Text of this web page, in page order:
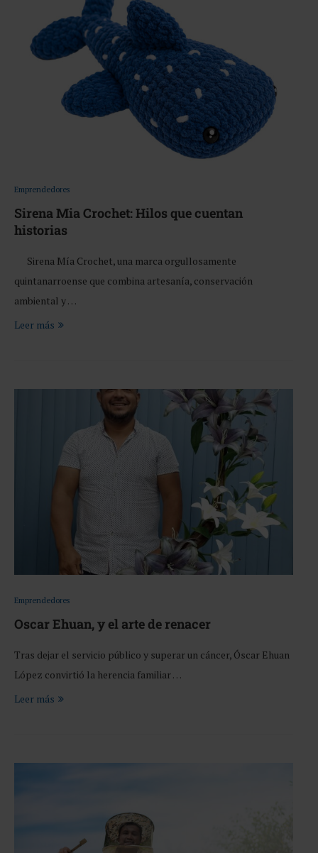
Emprendedores
Sirena Mia Crochet: Hilos que cuentan
historias
Sirena Mía Crochet, una marca orgullosamente
quintanarroense que combina artesanía, conservación
ambiental y …
Leer más
Emprendedores
Oscar Ehuan, y el arte de renacer
Tras dejar el servicio público y superar un cáncer, Óscar Ehuan
López convirtió la herencia familiar …
Leer más